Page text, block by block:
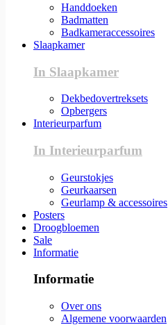
Handdoeken
Badmatten
Badkameraccessoires
Slaapkamer
In Slaapkamer
Dekbedovertreksets
Opbergers
Interieurparfum
In Interieurparfum
Geurstokjes
Geurkaarsen
Geurlamp & accessoires
Posters
Droogbloemen
Sale
Informatie
Informatie
Over ons
Algemene voorwaarden